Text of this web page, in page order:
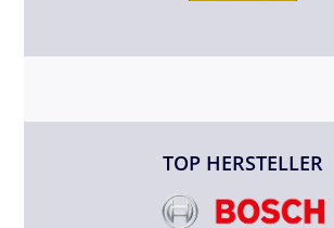
TOP HERSTELLER